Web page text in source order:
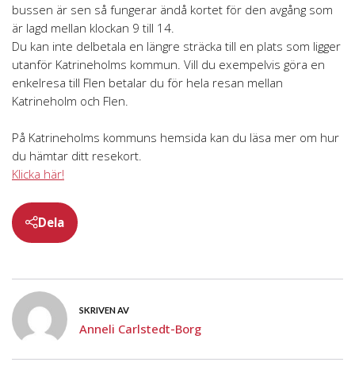
bussen är sen så fungerar ändå kortet för den avgång som
är lagd mellan klockan 9 till 14.
Du kan inte delbetala en längre sträcka till en plats som ligger
utanför Katrineholms kommun. Vill du exempelvis göra en
enkelresa till Flen betalar du för hela resan mellan
Katrineholm och Flen.
På Katrineholms kommuns hemsida kan du läsa mer om hur
du hämtar ditt resekort.
Klicka här!
Dela
SKRIVEN AV
Anneli Carlstedt-Borg